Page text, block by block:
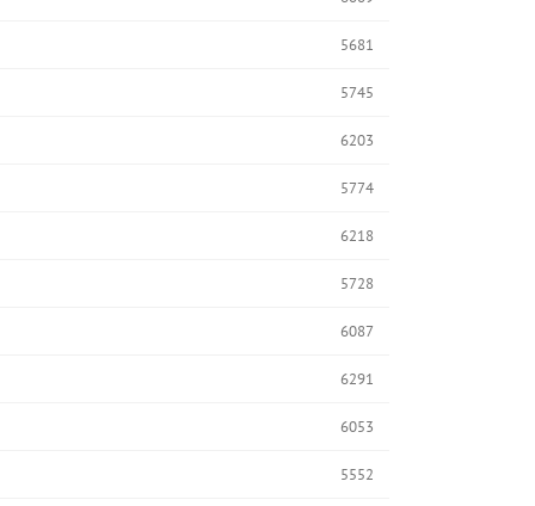
5681
5745
6203
5774
6218
5728
6087
6291
6053
5552